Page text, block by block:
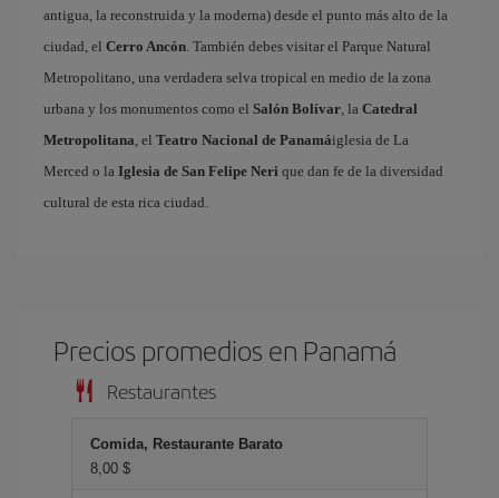
antigua, la reconstruida y la moderna) desde el punto más alto de la
ciudad, el Cerro Ancón. También debes visitar el Parque Natural
Metropolitano, una verdadera selva tropical en medio de la zona
urbana y los monumentos como el Salón Bolívar, la Catedral
Metropolitana, el Teatro Nacional de Panamiglesia de La
Merced o la Iglesia de San Felipe Neri que dan fe de la diversidad
cultural de esta rica ciudad.
Precios promedios en Panam
Restaurantes
Comida, Restaurante Barato
8,00 $